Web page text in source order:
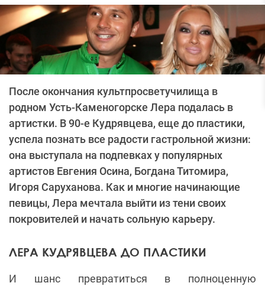
После окончания культпросветучилища в
родном Усть-Каменогорске Лера подалась в
артистки. В 90-е Кудрявцева, еще до пластики,
успела познать все радости гастрольной жизни:
она выступала на подпевках у популярных
артистов Евгения Осина, Богдана Титомира,
Игоря Саруханова. Как и многие начинающие
певицы, Лера мечтала выйти из тени своих
покровителей и начать сольную карьеру.
ЛЕРА КУДРЯВЦЕВА ДО ПЛАСТИКИ
И шанс превратиться в полноценную